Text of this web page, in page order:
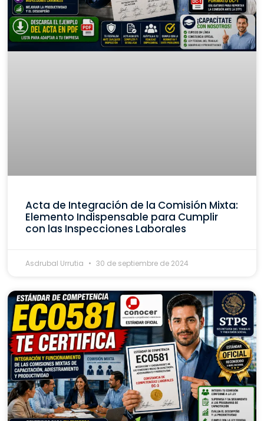
Acta de Integración de la Comisión Mixta:
Elemento Indispensable para Cumplir
con las Inspecciones Laborales
Asdrubal Urrutia 30 de septiembre de 2024